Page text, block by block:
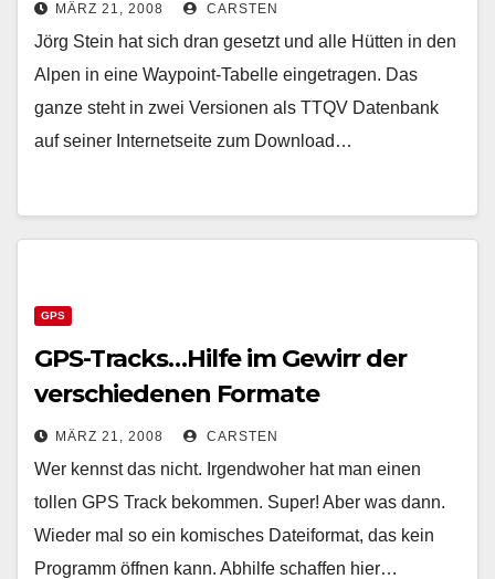
MÄRZ 21, 2008 CARSTEN
Jörg Stein hat sich dran gesetzt und alle Hütten in den
Alpen in eine Waypoint-Tabelle eingetragen. Das
ganze steht in zwei Versionen als TTQV Datenbank
auf seiner Internetseite zum Download…
GPS
GPS-Tracks…Hilfe im Gewirr der
verschiedenen Formate
MÄRZ 21, 2008 CARSTEN
Wer kennst das nicht. Irgendwoher hat man einen
tollen GPS Track bekommen. Super! Aber was dann.
Wieder mal so ein komisches Dateiformat, das kein
Programm öffnen kann. Abhilfe schaffen hier…